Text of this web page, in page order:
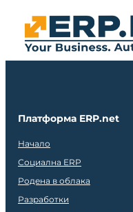
Платформа ERP.net
Начало
Социална ERP
Родена в облака
Разработки